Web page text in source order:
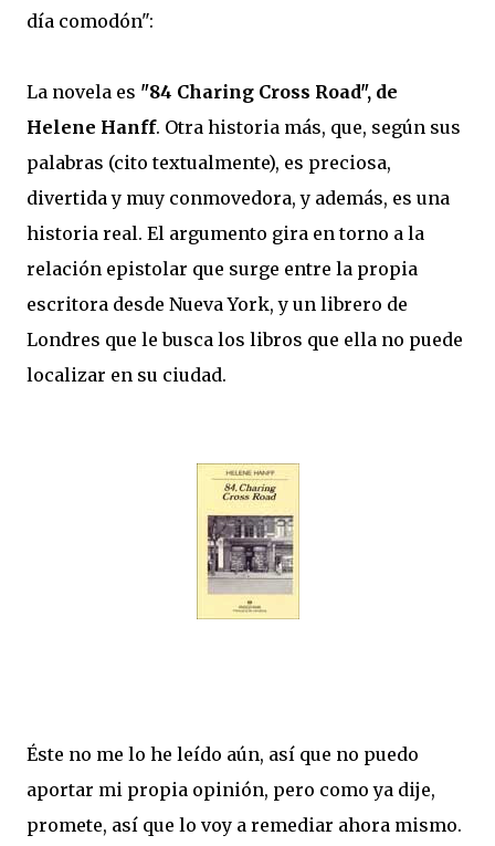
día comodón":
La novela es "84 Charing Cross Road", de
Helene Hanff. Otra historia más, que, según sus
palabras (cito textualmente), es preciosa,
divertida y muy conmovedora, y además, es una
historia real. El argumento gira en torno a la
relación epistolar que surge entre la propia
escritora desde Nueva York, y un librero de
Londres que le busca los libros que ella no puede
localizar en su ciudad.
Éste no me lo he leído aún, así que no puedo
aportar mi propia opinión, pero como ya dije,
promete, así que lo voy a remediar ahora mismo.